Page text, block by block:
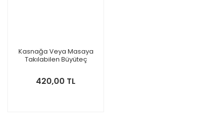
Kasnağa Veya Masaya
Takılabilen Büyüteç
420,00 TL